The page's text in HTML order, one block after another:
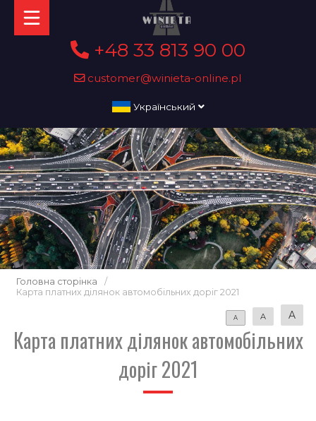
+48 33 813 90 00
customer@winieta-online.pl
Український
Головна сторінка
/
Карта платних ділянок автомобільних доріг 2021
A A A
Карта платних ділянок автомобільних
доріг 2021